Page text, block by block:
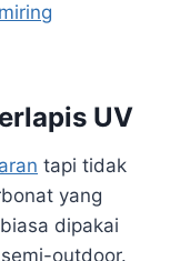
miring
UV
tapi tidak
yang
dipakai
outdoor.